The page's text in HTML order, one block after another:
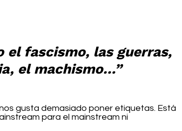
el fascismo, las guerras,
el machismo…”
gusta demasiado poner etiquetas. Está
para el mainstream ni